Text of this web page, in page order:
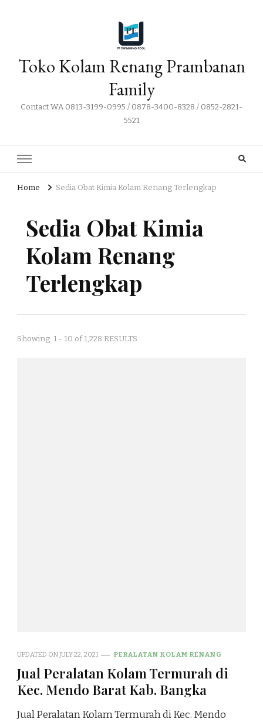
Toko Kolam Renang Prambanan
Family
Contact WA 0813-3199-0995 / 0878-3400-8328 / 0852-2821-
5521
Home Sedia Obat Kimia Kolam Renang Terlengkap
Sedia Obat Kimia
Kolam Renang
Terlengkap
Showing: 1 - 10 of 1,228 RESULTS
UPDATED ONJULY 22, 2021 PERALATAN KOLAM RENANG
Jual Peralatan Kolam Termurah di
Kec. Mendo Barat Kab. Bangka
Jual Peralatan Kolam Termurah di Kec. Mendo